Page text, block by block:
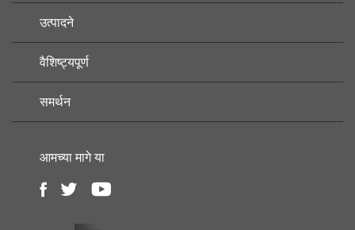
उत्पादने
वैशिष्ट्यपूर्ण
समर्थन
आमच्या मागे या